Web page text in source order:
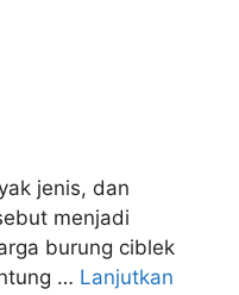
jenis, dan
menjadi
burung ciblek
… Lanjutkan